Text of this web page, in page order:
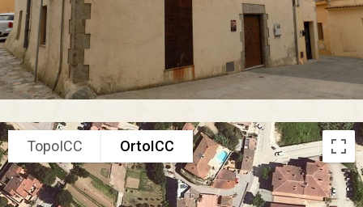
TopoICC OrtoICC